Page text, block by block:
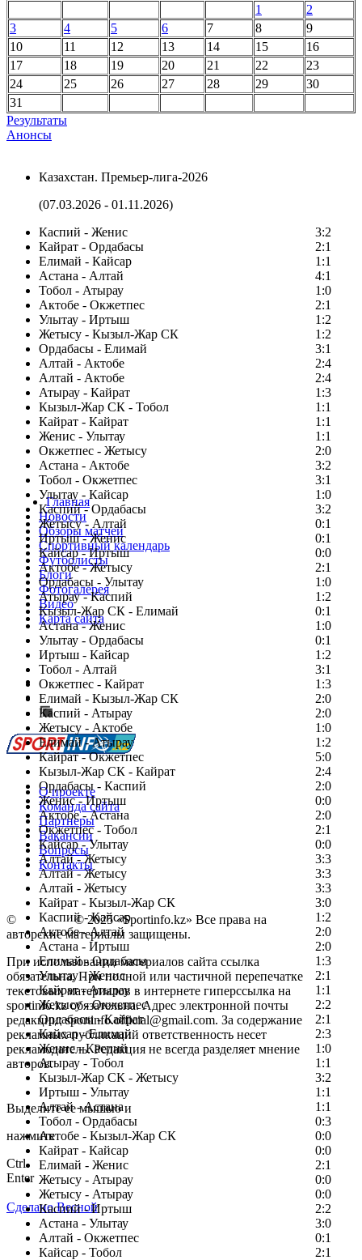
1
2
3
4 5 6 7 8
9
10
11 12 13 14 15
16
17
18 19 20 21 22
23
24
25 26 27 28 29
30
31
Результаты
Анонсы
Казахстан. Премьер-лига-2026
(07.03.2026 - 01.11.2026)
Каспий - Женис
3:2
Кайрат - Ордабасы
2:1
Елимай - Кайсар
1:1
Астана - Алтай
4:1
Тобол - Атырау
1:0
Актобе - Окжетпес
2:1
Улытау - Иртыш
1:2
Жетысу - Кызыл-Жар СК
1:2
Ордабасы - Елимай
3:1
Алтай - Актобе
2:4
Алтай - Актобе
2:4
Атырау - Кайрат
1:3
Кызыл-Жар СК - Тобол
1:1
Кайрат - Кайрат
1:1
Женис - Улытау
1:1
Окжетпес - Жетысу
2:0
Астана - Актобе
3:2
Тобол - Окжетпес
3:1
Улытау - Кайсар
1:0
Каспий - Ордабасы
3:2
Жетысу - Алтай
0:1
Иртыш - Женис
0:1
Кайсар - Иртыш
0:0
Актобе - Жетысу
2:1
Ордабасы - Улытау
1:0
Атырау - Каспий
1:2
Кызыл-Жар СК - Елимай
0:1
Астана - Женис
1:0
Улытау - Ордабасы
0:1
Иртыш - Кайсар
1:2
Тобол - Алтай
3:1
Окжетпес - Кайрат
1:3
Елимай - Кызыл-Жар СК
2:0
Каспий - Атырау
2:0
Жетысу - Актобе
1:0
Елимай - Атырау
1:2
Кайрат - Окжетпес
5:0
Кызыл-Жар СК - Кайрат
2:4
Ордабасы - Каспий
2:0
Женис - Иртыш
0:0
Актобе - Астана
2:0
Окжетпес - Тобол
2:1
Кайсар - Улытау
0:0
Алтай - Жетысу
3:3
Алтай - Жетысу
3:3
Алтай - Жетысу
3:3
Кайрат - Кызыл-Жар СК
3:0
Каспий - Кайсар
1:2
Актобе - Алтай
2:0
Астана - Иртыш
2:0
Елимай - Ордабасы
1:3
Улытау - Женис
2:1
Кайрат - Атырау
1:1
Жетысу - Окжетпес
2:2
Ордабасы - Кайрат
2:1
Кайсар - Елимай
2:3
Женис - Каспий
1:0
Атырау - Тобол
1:1
Кызыл-Жар СК - Жетысу
3:2
Иртыш - Улытау
1:1
Алтай - Астана
1:1
Тобол - Ордабасы
0:3
Актобе - Кызыл-Жар СК
0:0
Кайрат - Кайсар
0:0
Елимай - Женис
2:1
Жетысу - Атырау
0:0
Жетысу - Атырау
0:0
Каспий - Иртыш
2:2
Астана - Улытау
3:0
Алтай - Окжетпес
0:1
Кайсар - Тобол
2:1
Главная
Новости
Обзоры матчей
Спортивный календарь
Футболисты
Блоги
Фотогалерея
Видео
Карта сайта
Есть идея?
Сообщить о мероприятии
Перейти на старый сайт
О проекте
Команда сайта
Партнеры
Вакансии
Вопросы
Контакты
© Copyright© 2025 «Sportinfo.kz» Все права на
авторские материалы защищены.
При использовании материалов сайта ссылка
обязательна. При полной или частичной перепечатке
текстовых материалов в интернете гиперссылка на
sportinfo.kz обязательна. Адрес электронной почты
редакции: sportinfo.official@gmail.com. За содержание
рекламных публикаций ответственность несет
рекламодатель. Редакция не всегда разделяет мнение
авторов.
Заметили ошибку в тексте?
Выделите ее мышью и
нажмите
Ctrl
Enter
Сделано Весной